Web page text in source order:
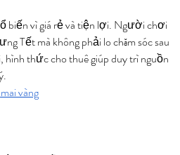
biến vì giá rẻ và tiện lợi. Người chơi
Tết mà không phải lo chăm sóc sau
thức cho thuê giúp duy trì nguồn
vàng